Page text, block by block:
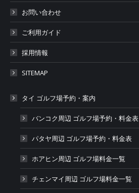
お問い合わせ
ご利用ガイド
採用情報
SITEMAP
タイ ゴルフ場予約・案内
バンコク周辺 ゴルフ場予約・料金表
パタヤ周辺 ゴルフ場予約・料金表
ホアヒン周辺 ゴルフ場料金一覧
チェンマイ周辺 ゴルフ場料金一覧